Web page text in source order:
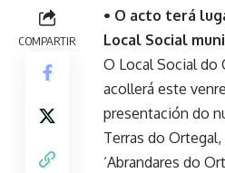
COMPARTIR
• O acto terá
Local Social
O Local Social do
acollerá este
presentación do
Terras do
‘Abrandares do